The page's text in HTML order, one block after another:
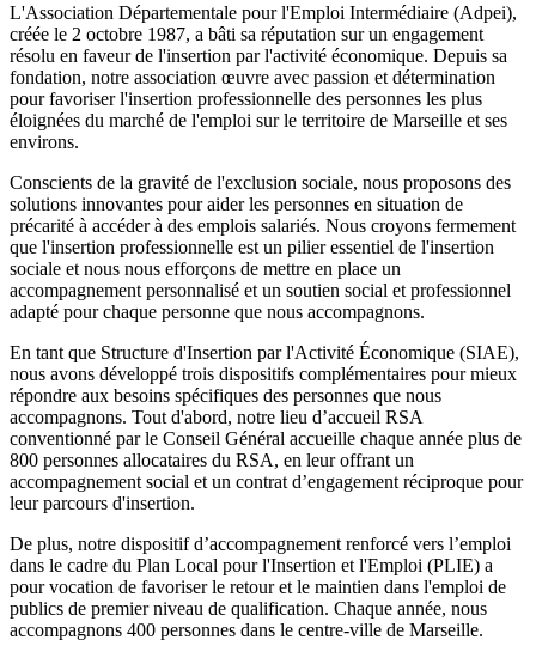
L'Association Départementale pour l'Emploi Intermédiaire (Adpei),
créée le 2 octobre 1987, a bâti sa réputation sur un engagement
résolu en faveur de l'insertion par l'activité économique. Depuis sa
fondation, notre association œuvre avec passion et détermination
pour favoriser l'insertion professionnelle des personnes les plus
éloignées du marché de l'emploi sur le territoire de Marseille et ses
environs.
Conscients de la gravité de l'exclusion sociale, nous proposons des
solutions innovantes pour aider les personnes en situation de
précarité à accéder à des emplois salariés. Nous croyons fermement
que l'insertion professionnelle est un pilier essentiel de l'insertion
sociale et nous nous efforçons de mettre en place un
accompagnement personnalisé et un soutien social et professionnel
adapté pour chaque personne que nous accompagnons.
En tant que Structure d'Insertion par l'Activité Économique (SIAE),
nous avons développé trois dispositifs complémentaires pour mieux
répondre aux besoins spécifiques des personnes que nous
accompagnons. Tout d'abord, notre lieu d’accueil RSA
conventionné par le Conseil Général accueille chaque année plus de
800 personnes allocataires du RSA, en leur offrant un
accompagnement social et un contrat d’engagement réciproque pour
leur parcours d'insertion.
De plus, notre dispositif d’accompagnement renforcé vers l’emploi
dans le cadre du Plan Local pour l'Insertion et l'Emploi (PLIE) a
pour vocation de favoriser le retour et le maintien dans l'emploi de
publics de premier niveau de qualification. Chaque année, nous
accompagnons 400 personnes dans le centre-ville de Marseille.